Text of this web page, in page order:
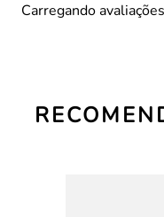
Carregando